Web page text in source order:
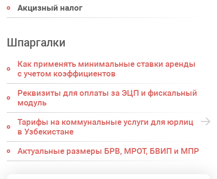
Акцизный налог
Шпаргалки
Как применять минимальные ставки аренды
с учетом коэффициентов
Реквизиты для оплаты за ЭЦП и фискальный
модуль
Тарифы на коммунальные услуги для юрлиц
в Узбекистане
Актуальные размеры БРВ, МРОТ, БВИП и МПР